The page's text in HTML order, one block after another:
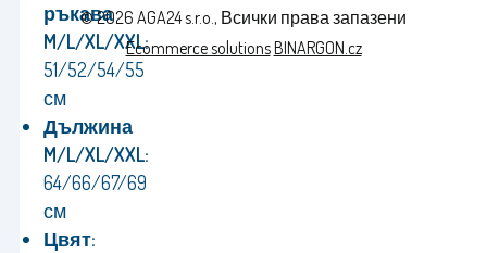
ръкава
M/L/XL/XXL:
51/52/54/55
см
Дължина
M/L/XL/XXL:
64/66/67/69
см
Цвят:
© 2026 AGA24 s.r.o., Всички права запазени
Ecommerce solutionsBINARGON.cz